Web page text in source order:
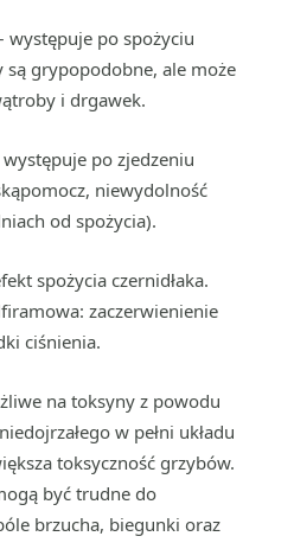
występuje po spożyciu
są grypopodobne, ale może
i drgawek.
występuje po zjedzeniu
niewydolność
od spożycia).
spożycia czernidłaka.
zaczerwienienie
ciśnienia.
na toksyny z powodu
w pełni układu
toksyczność grzybów.
być trudne do
brzucha, biegunki oraz